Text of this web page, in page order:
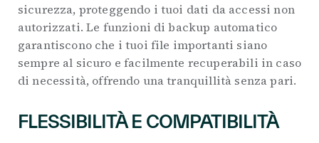
sicurezza, proteggendo i tuoi dati da accessi non
autorizzati. Le funzioni di backup automatico
garantiscono che i tuoi file importanti siano
sempre al sicuro e facilmente recuperabili in caso
di necessità, offrendo una tranquillità senza pari.
FLESSIBILITÀ E COMPATIBILITÀ